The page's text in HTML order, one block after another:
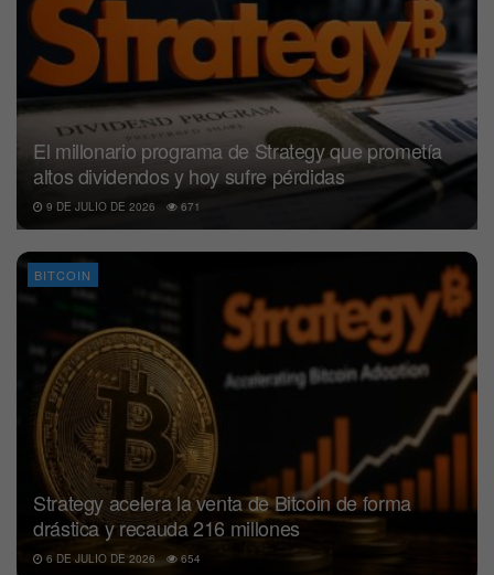
El millonario programa de Strategy que prometía
altos dividendos y hoy sufre pérdidas
9 DE JULIO DE 2026 671
BITCOIN
Strategy acelera la venta de Bitcoin de forma
drástica y recauda 216 millones
6 DE JULIO DE 2026 654